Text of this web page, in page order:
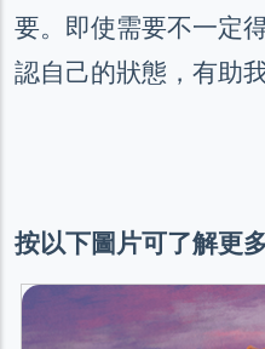
要。即使需要不一定
認自己的狀態 ， 有助
按以下圖片可了解更